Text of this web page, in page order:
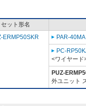
セット形名
ERMP50SKR
PAR-40MA
PC-
<ワイヤード
PUZ-
外ユニット